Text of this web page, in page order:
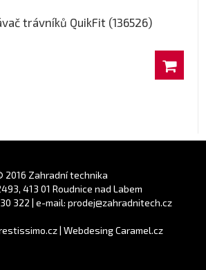
trávníků QuikFit (136526)
2016 Zahradní technika
413 01 Roudnice nad Labem
322 | e-mail: prodej@zahradnitech.cz
| Webdesing Caramel.cz